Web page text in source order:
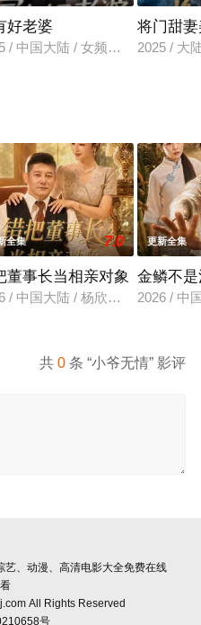
好老婆
/ 中国大陆 / 女频恋爱
将门甜
2025 / 大
全集 7.0
董事长当相亲对象
/ 中国大陆 / 杨欣芮＆滕林＆马
更新全集
金鳞不
2026 / 中
共0 条 “小爷无情” 影评
艺、动漫、高清电影大全免费在线
All Rights Reserved
号